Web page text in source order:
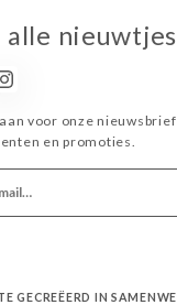
alle
voor onze
en promoties.
GECREËERD IN